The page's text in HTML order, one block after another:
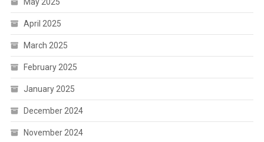
April 2025
March 2025
February 2025
January 2025
December 2024
November 2024